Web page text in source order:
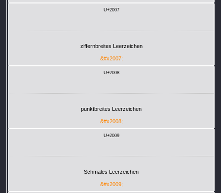
U+2007
ziffernbreites Leerzeichen
&#x2007;
U+2008
punktbreites Leerzeichen
&#x2008;
U+2009
Schmales Leerzeichen
&#x2009;